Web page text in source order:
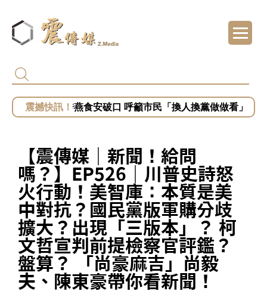
美中科技戰不斷升溫！美國務次卿會見谷立
德赴台中批盧秀燕食安破口 呼籲市民「換人換黨做做看」
【震傳媒｜新聞！給問
嗎？】EP526｜川普史詩怒
火行動！美智庫：本質是美
中對抗？國民黨版軍購分歧
擴大？出現「三版本」？ 柯
文哲宣判前提檢察官評鑑？
盤算？ 「尚豪麻吉」尚毅
夫、陳東豪帶你看新聞！